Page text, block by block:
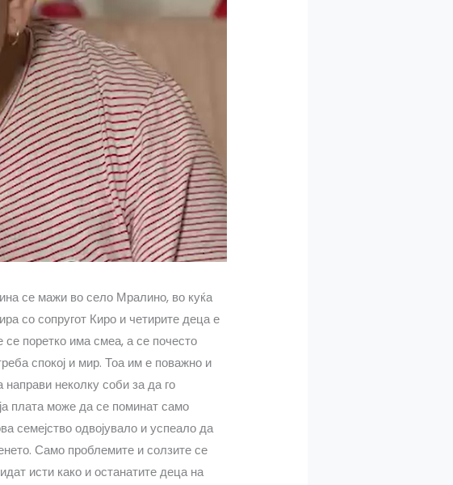
се мажи во село Мралино, во куќа
со сопругот Киро и четирите деца е
се поретко има смеа, а се почесто
спокој и мир. Тоа им е поважно и
неколку соби за да го
плата може да се поминат само
семејство одвојувало и успеало да
Само проблемите и солзите се
исти како и останатите деца на